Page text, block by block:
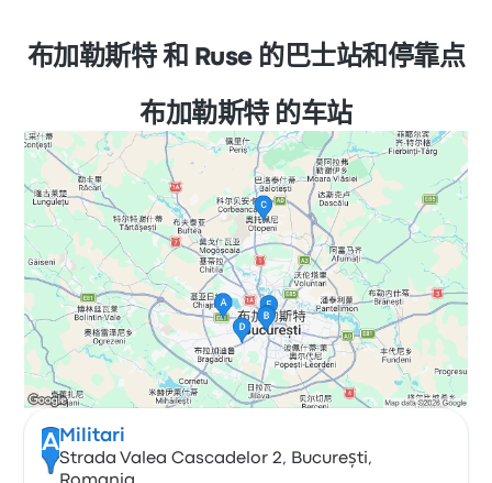
布加勒斯特 和 Ruse 的巴士站和停靠点
布加勒斯特 的车站
A Militari
Strada Valea Cascadelor 2, București,